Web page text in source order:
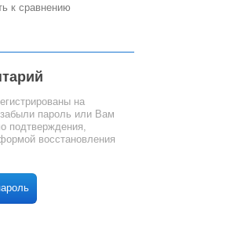
к сравнению
на
пароль или Вам
подтверждения,
восстановления